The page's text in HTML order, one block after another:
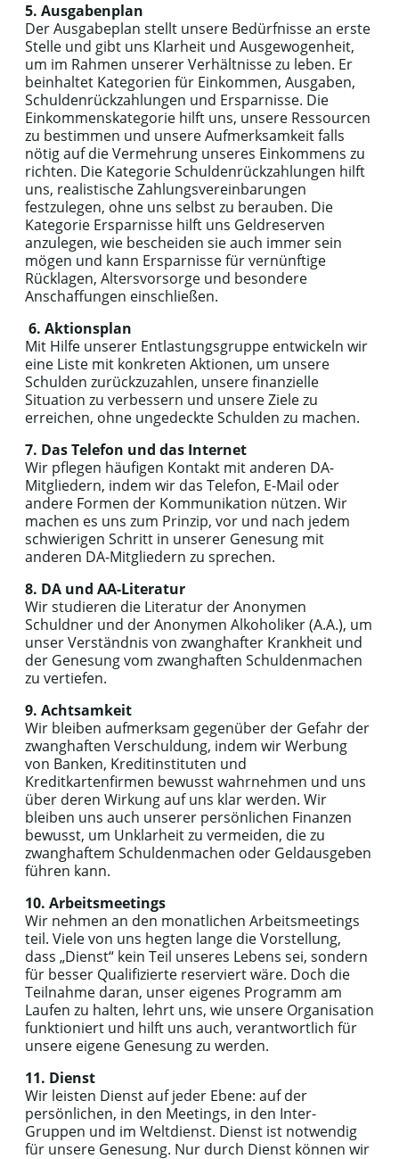
5. Ausgabenplan
Der Ausgabeplan stellt unsere Bedürfnisse an erste
Stelle und gibt uns Klarheit und Ausgewogenheit,
um im Rahmen unserer Verhältnisse zu leben. Er
beinhaltet Kategorien für Einkommen, Ausgaben,
Schuldenrückzahlungen und Ersparnisse. Die
Einkommenskategorie hilft uns, unsere Ressourcen
zu bestimmen und unsere Aufmerksamkeit falls
nötig auf die Vermehrung unseres Einkommens zu
richten. Die Kategorie Schuldenrückzahlungen hilft
uns, realistische Zahlungsvereinbarungen
festzulegen, ohne uns selbst zu berauben. Die
Kategorie Ersparnisse hilft uns Geldreserven
anzulegen, wie bescheiden sie auch immer sein
mögen und kann Ersparnisse für vernünftige
Rücklagen, Altersvorsorge und besondere
Anschaffungen einschließen.
6. Aktionsplan
Mit Hilfe unserer Entlastungsgruppe entwickeln wir
eine Liste mit konkreten Aktionen, um unsere
Schulden zurückzuzahlen, unsere finanzielle
Situation zu verbessern und unsere Ziele zu
erreichen, ohne ungedeckte Schulden zu machen.
7. Das Telefon und das Internet
Wir pflegen häufigen Kontakt mit anderen DA-
Mitgliedern, indem wir das Telefon, E-Mail oder
andere Formen der Kommunikation nützen. Wir
machen es uns zum Prinzip, vor und nach jedem
schwierigen Schritt in unserer Genesung mit
anderen DA-Mitgliedern zu sprechen.
8. DA und AA-Literatur
Wir studieren die Literatur der Anonymen
Schuldner und der Anonymen Alkoholiker (A.A.), um
unser Verständnis von zwanghafter Krankheit und
der Genesung vom zwanghaften Schuldenmachen
zu vertiefen.
9. Achtsamkeit
Wir bleiben aufmerksam gegenüber der Gefahr der
zwanghaften Verschuldung, indem wir Werbung
von Banken, Kreditinstituten und
Kreditkartenfirmen bewusst wahrnehmen und uns
über deren Wirkung auf uns klar werden. Wir
bleiben uns auch unserer persönlichen Finanzen
bewusst, um Unklarheit zu vermeiden, die zu
zwanghaftem Schuldenmachen oder Geldausgeben
führen kann.
10. Arbeitsmeetings
Wir nehmen an den monatlichen Arbeitsmeetings
teil. Viele von uns hegten lange die Vorstellung,
dass „Dienst“ kein Teil unseres Lebens sei, sondern
für besser Qualifizierte reserviert wäre. Doch die
Teilnahme daran, unser eigenes Programm am
Laufen zu halten, lehrt uns, wie unsere Organisation
funktioniert und hilft uns auch, verantwortlich für
unsere eigene Genesung zu werden.
11. Dienst
Wir leisten Dienst auf jeder Ebene: auf der
persönlichen, in den Meetings, in den Inter-
Gruppen und im Weltdienst. Dienst ist notwendig
für unsere Genesung. Nur durch Dienst können wir